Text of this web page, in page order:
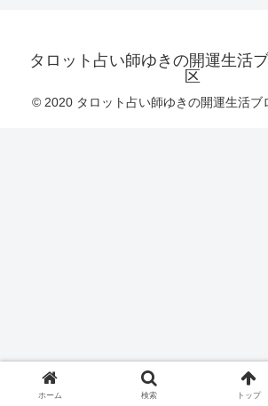
タロット占い師ゆきの開運生活
区
© 2020 タロット占い師ゆきの開運生活
ホーム 検索 トップ